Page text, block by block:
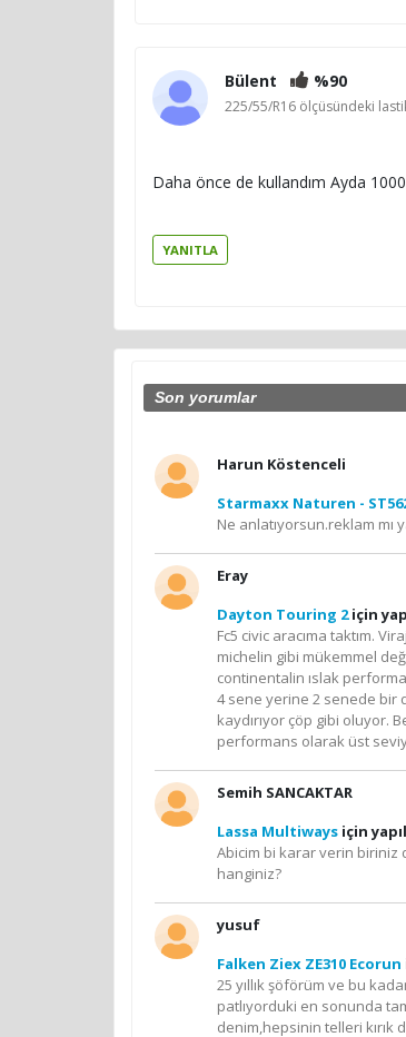
Bülent %90
225/55/R16 ölçüsündeki
Daha önce de kullandım Ayda
YANITLA
Son yorumlar
Harun Köstenceli
Starmaxx Naturen -
Ne anlatıyorsun.reklam mı
Eray
Dayton Touring 2için
Fc5 civic aracıma taktım.
michelin gibi mükemmel
continentalin ıslak
4 sene yerine 2 senede bir
kaydırıyor çöp gibi oluyor.
performans olarak üst
Semih SANCAKTAR
Lassa Multiways için
Abicim bi karar verin biriniz
hanginiz?
yusuf
Falken Ziex ZE310 Ecorun
25 yıllık şöförüm ve bu
patlıyorduki en sonunda
denim,hepsinin telleri kırık